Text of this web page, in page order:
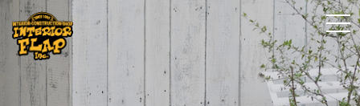
t
o
g
g
t
o
g
g